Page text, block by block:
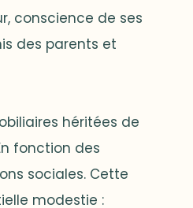
conscience de ses
des parents et
héritées de
fonction des
sociales. Cette
modestie :